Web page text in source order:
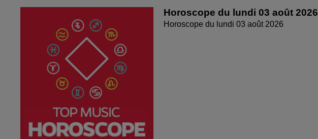
Horoscope du lundi 03 août 2026
Horoscope du lundi 03 août 2026